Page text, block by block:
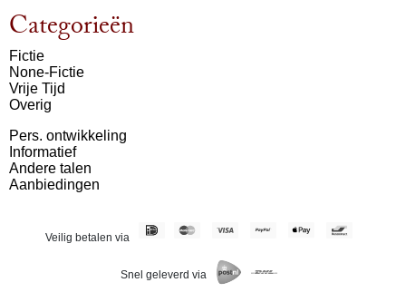
Categorieën
Fictie
None-Fictie
Vrije Tijd
Overig
Pers. ontwikkeling
Informatief
Andere talen
Aanbiedingen
Veilig betalen via
Snel geleverd via